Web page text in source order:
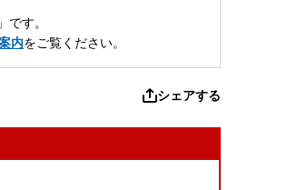
す。
内をご覧ください。
シェアする